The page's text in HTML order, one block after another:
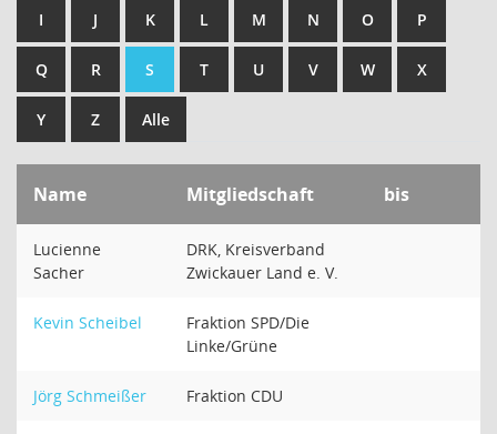
I J K L M N O P
Q R S T U V W X
Y Z Alle
Name Mitgliedschaft bis
Lucienne
Sacher
DRK, Kreisverband
Zwickauer Land e. V.
Kevin Scheibel
Fraktion SPD/Die
Linke/Grüne
Jörg Schmeißer Fraktion CDU